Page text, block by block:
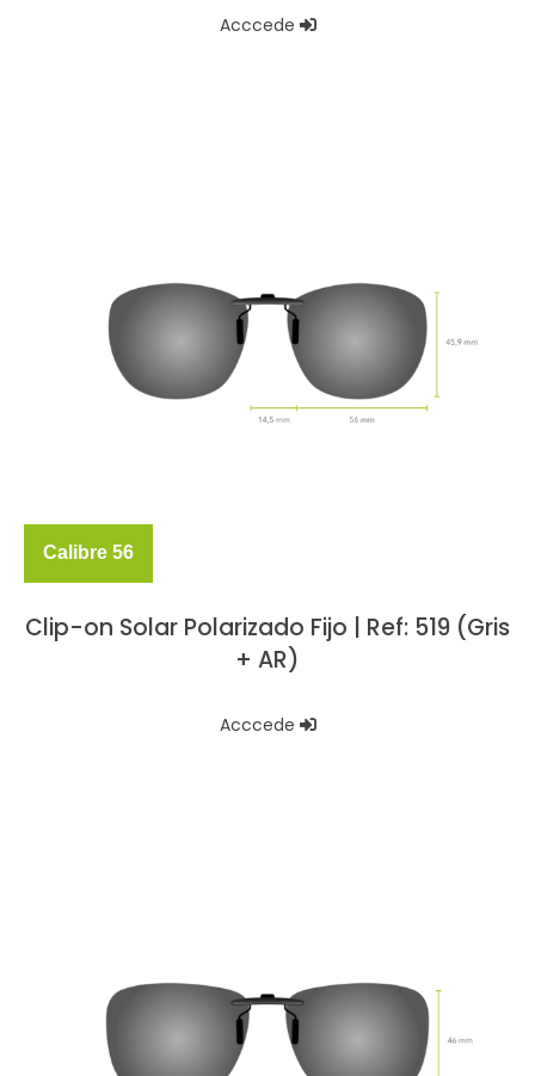
Acccede
Calibre 56
Clip-on Solar Polarizado Fijo | Ref: 519 (Gris
+ AR)
Acccede